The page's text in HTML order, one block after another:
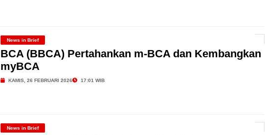
News in Brief
BCA (BBCA) Pertahankan m-BCA dan Kembangkan
myBCA
KAMIS, 26 FEBRUARI 2026 17:01 WIB
News in Brief